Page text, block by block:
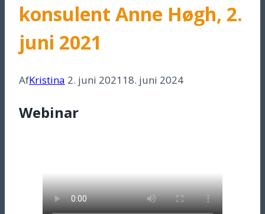
konsulent Anne Høgh, 2.
juni 2021
AfKristina 2. juni 202118. juni 2024
Webinar